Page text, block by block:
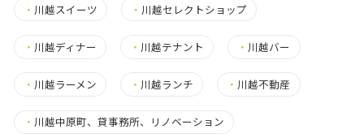
・ 川越スイーツ ・ 川越セレクトショップ
・ 川越ディナー ・ 川越テナント ・ 川越バー
・ 川越ラーメン ・ 川越ランチ ・ 川越不動産
・ 川越中原町、貸事務所、リノベーション